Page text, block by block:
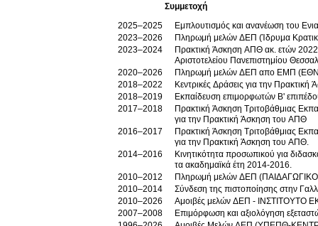
Συμμετοχή
2025–2025
Εμπλουτισμός και ανανέωση του
2023–2026
Πληρωμή μελών ΔΕΠ (Ίδρυμα
2023–2024
Πρακτική Άσκηση ΑΠΘ ακ. ετών
Αριστοτελείου Πανεπιστημίου
2020–2026
Πληρωμή μελών ΔΕΠ απο ΕΜΠ
2018–2022
Κεντρικές Δράσεις για την
2018–2019
Εκπαίδευση επιμορφωτών Β'
2017–2018
Πρακτική Άσκηση Τριτοβάθμιας
για την Πρακτική Άσκηση του ΑΠΘ
2016–2017
Πρακτική Άσκηση Τριτοβάθμιας
για την Πρακτική Άσκηση του ΑΠΘ.
2014–2016
Κινητικότητα προσωπικού για
τα ακαδημαϊκά έτη 2014-2016.
2010–2012
Πληρωμή μελών ΔΕΠ
2010–2014
Σύνδεση της πιστοποίησης στην
2010–2026
Αμοιβές μελών ΔΕΠ - ΙΝΣΤΙΤΟΥΤΟ
2007–2008
Επιμόρφωση και αξιολόγηση